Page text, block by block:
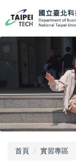
到
主
要
內
首頁 實習專區